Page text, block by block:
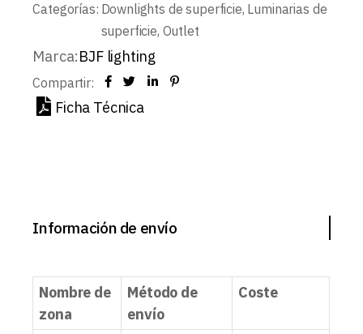
Categorías: Downlights de superficie, Luminarias de
superficie, Outlet
Marca:BJF lighting
Compartir:
Ficha Técnica
Información de envío
Nombre de
zona
Método de
envío
Coste